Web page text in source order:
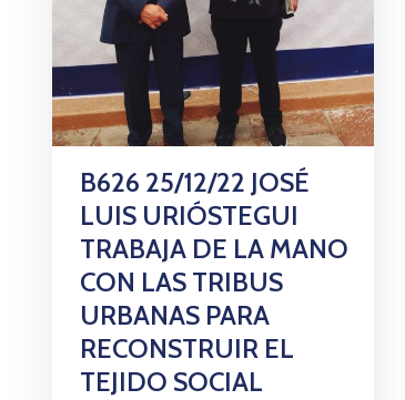
B626 25/12/22 JOSÉ
LUIS URIÓSTEGUI
TRABAJA DE LA MANO
CON LAS TRIBUS
URBANAS PARA
RECONSTRUIR EL
TEJIDO SOCIAL